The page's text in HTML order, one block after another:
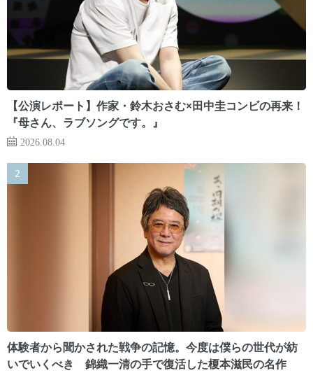
【公演レポート】作家・鈴木おさむ×田中圭コンビの再来！
『母さん、ラブソングです。』
2026.08.04
体験者から聞かされた戦争の記憶。今度は僕らの世代が紡
いでいくべき 錦織一清の手で復活した榎本滋民の名作